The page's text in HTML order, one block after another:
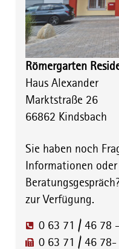
Römergarten
Haus Alexander
Marktstraße 26
66862 Kindsbach
Sie haben noch
Informationen
zur Verfügung.
0 63 71 / 46 78
0 63 71 / 46 78-